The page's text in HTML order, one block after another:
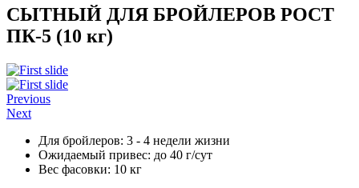
СЫТНЫЙ ДЛЯ БРОЙЛЕРОВ РОСТ
ПК-5 (10 кг)
Previous
Next
Для бройлеров: 3 - 4 недели жизни
Ожидаемый привес: до 40 г/сут
Вес фасовки: 10 кг